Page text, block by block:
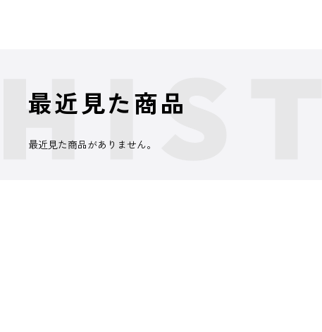
最近見た商品
最近見た商品がありません。